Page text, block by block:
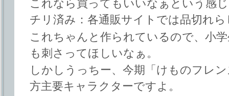
これなら買ってもいいなぁという感
チリ済み：各通販サイトでは品切れ
これちゃんと作られているので、小
も刺さってほしいなぁ。
しかしうっちー、今期「けものフレ
方主要キャラクターですよ。